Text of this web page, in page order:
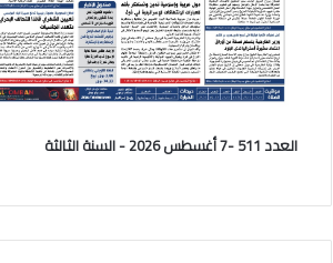
العدد 511 -7 أغسطس 2026 - السنة الثالثة